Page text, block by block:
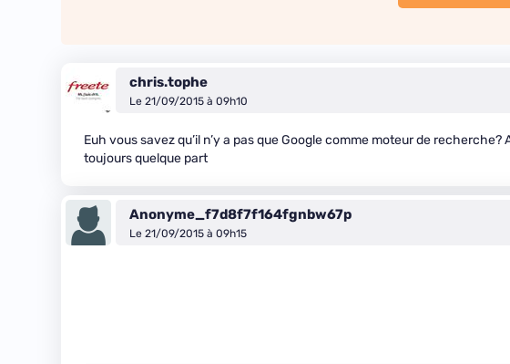
chris.tophe
Le 21/09/2015 à 09h10
Euh vous savez qu’il n’y a pas que Google comme moteur de recherche?
toujours quelque part
Anonyme_f7d8f7f164fgnbw67p
Le 21/09/2015 à 09h15